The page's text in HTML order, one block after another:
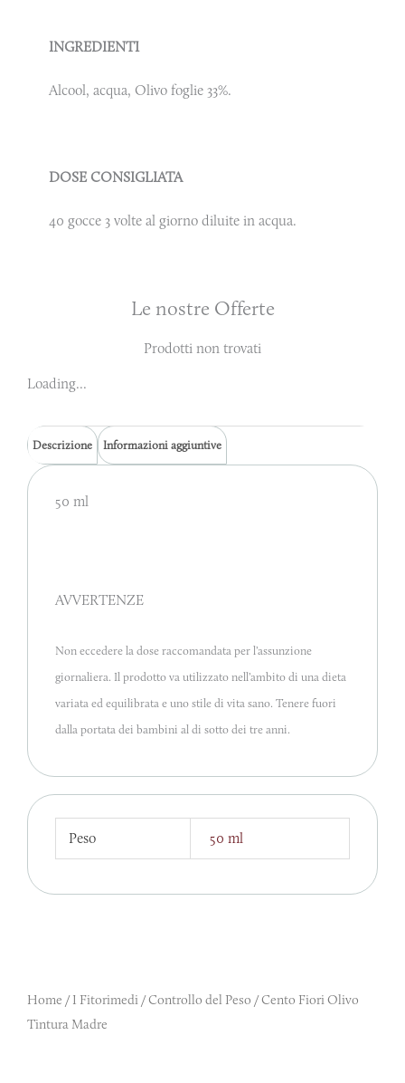
INGREDIENTI
Alcool, acqua, Olivo foglie 33%.
DOSE CONSIGLIATA
40 gocce 3 volte al giorno diluite in acqua.
Le nostre Offerte
Prodotti non trovati
Loading...
Descrizione Informazioni aggiuntive
50 ml
AVVERTENZE
Non eccedere la dose raccomandata per l’assunzione
giornaliera. Il prodotto va utilizzato nell’ambito di una dieta
variata ed equilibrata e uno stile di vita sano. Tenere fuori
dalla portata dei bambini al di sotto dei tre anni.
Peso 50 ml
Home /I Fitorimedi /Controllo del Peso / Cento Fiori Olivo
Tintura Madre